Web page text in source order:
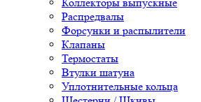
Распредвалы
Форсунки и распылители
Клапаны
Термостаты
Втулки шатуна
Уплотнительные кольца